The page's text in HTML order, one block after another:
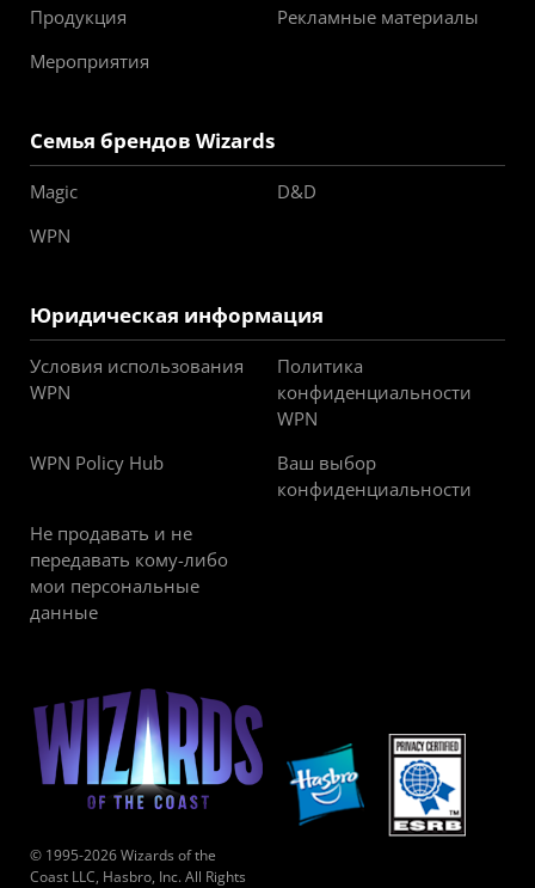
Продукция
Рекламные материалы
Мероприятия
Семья брендов Wizards
Magic
D&D
WPN
Юридическая информация
Условия использования
WPN
Политика
конфиденциальности
WPN
WPN Policy Hub
Ваш выбор
конфиденциальности
Не продавать и не
передавать кому-либо
мои персональные
данные
© 1995-2026 Wizards of the
Coast LLC, Hasbro, Inc. All Rights